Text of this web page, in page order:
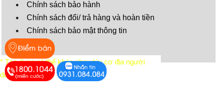
Chính sách bảo hành
Chính sách đổi/ trả hàng và hoàn tiền
Chính sách bảo mật thông tin
Video
* Tác dụng có thể khác nhau tùy cơ địa người
dùng